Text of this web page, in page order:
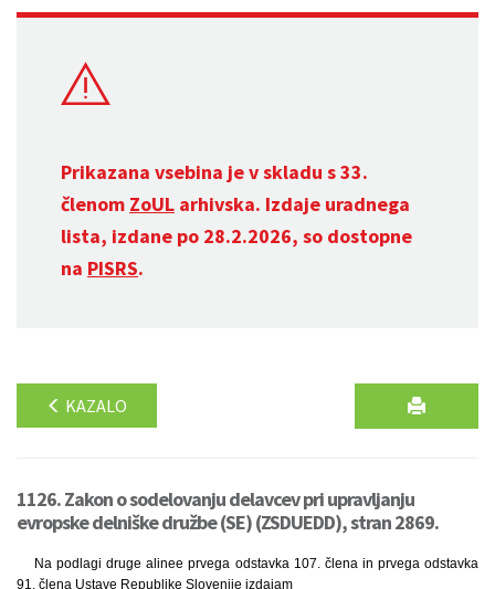
Prikazana vsebina je v skladu s 33.
členom ZoUL arhivska. Izdaje uradnega
lista, izdane po 28.2.2026, so dostopne
na PISRS.
KAZALO
1126. Zakon o sodelovanju delavcev pri upravljanju
evropske delniške družbe (SE) (ZSDUEDD), stran 2869.
Na podlagi druge alinee prvega odstavka 107. člena in prvega odstavka
91. člena Ustave Republike Slovenije izdajam